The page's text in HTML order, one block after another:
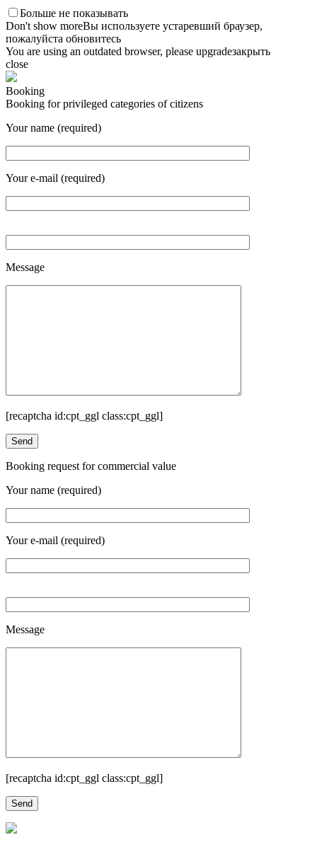
Больше не показывать
Don't show moreВы используете устаревший браузер,
пожалуйста обновитесь
You are using an outdated browser, please upgradeзакрыть
close
Booking
Booking for privileged categories of citizens
Your name (required)
Your e-mail (required)
Message
[recaptcha id:cpt_ggl class:cpt_ggl]
Booking request for commercial value
Your name (required)
Your e-mail (required)
Message
[recaptcha id:cpt_ggl class:cpt_ggl]